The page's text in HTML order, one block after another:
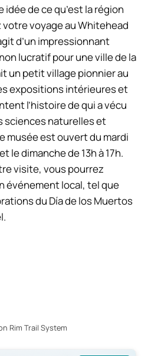
idée de ce qu’est la région
votre voyage au Whitehead
d’un impressionnant
lucratif pour une ville de la
un petit village pionnier au
expositions intérieures et
l’histoire de qui a vécu
sciences naturelles et
musée est ouvert du mardi
le dimanche de 13h à 17h.
visite, vous pourrez
événement local, tel que
du Día de los Muertos
Rim Trail System